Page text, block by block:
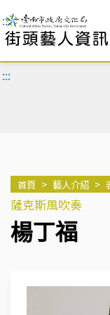
:::
:::
首頁 > 藝人介紹 >
薩克斯風吹奏
楊丁福